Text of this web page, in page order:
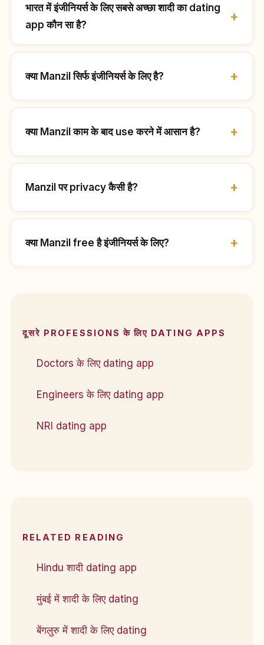
भारत में इंजीनियर्स के लिए सबसे अच्छा शादी का dating
app कौन सा है?
क्या Manzil सिर्फ इंजीनियर्स के लिए है?
क्या Manzil काम के बाद use करने में आसान है?
Manzil पर privacy कैसी है?
क्या Manzil free है इंजीनियर्स के लिए?
दूसरे PROFESSIONS के लिए DATING APPS
Doctors के लिए dating app
Engineers के लिए dating app
NRI dating app
RELATED READING
Hindu शादी dating app
मुंबई में शादी के लिए dating
बेंगलुरु में शादी के लिए dating